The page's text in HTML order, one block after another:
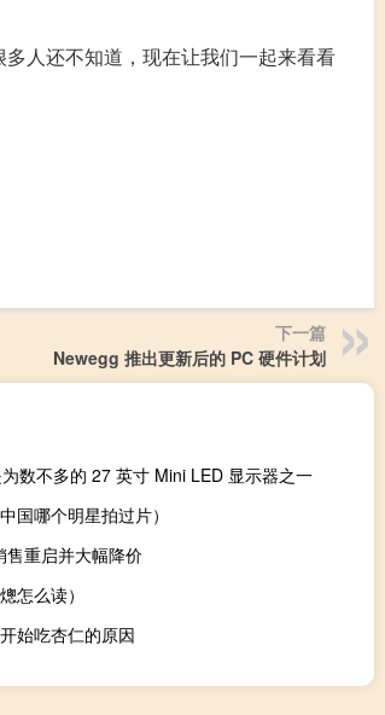
人还不知道，现在让我们一起来看看
下一篇
Newegg 推出更新后的 PC 硬件计划
数不多的 27 英寸 Mini LED 显示器之一
国哪个明星拍过片）
售重启并大幅降价
怎么读）
始吃杏仁的原因